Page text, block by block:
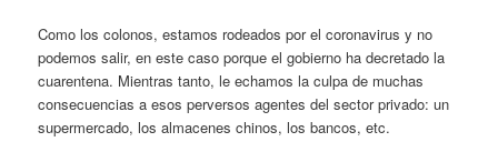
Como los colonos, estamos rodeados por el coronavirus y no
podemos salir, en este caso porque el gobierno ha decretado la
cuarentena. Mientras tanto, le echamos la culpa de muchas
consecuencias a esos perversos agentes del sector privado: un
supermercado, los almacenes chinos, los bancos, etc.